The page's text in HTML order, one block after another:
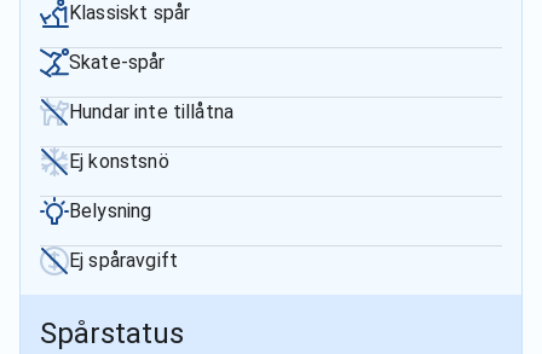
Klassiskt spår
Skate-spår
Hundar inte tillåtna
Ej konstsnö
Belysning
Ej spåravgift
Spårstatus